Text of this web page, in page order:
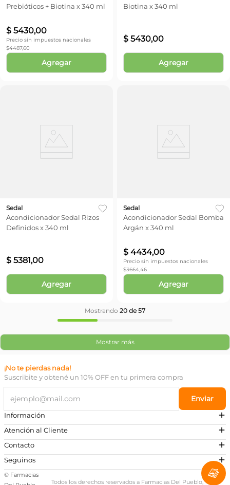
Prebióticos + Biotina x 340 ml
$ 5430,00
Precio sin impuestos nacionales
$4487,60
Agregar
Biotina x 340 ml
$ 5430,00
Agregar
Sedal
Acondicionador Sedal Rizos
Definidos x 340 ml
$ 5381,00
Agregar
Sedal
Acondicionador Sedal Bomba
Argán x 340 ml
$ 4434,00
Precio sin impuestos nacionales
$3664,46
Agregar
Mostrando 20 de 57
Mostrar más
¡No te pierdas nada!
Suscribite y obtené un 10% OFF en tu primera compra
Enviar
Información
Atención al Cliente
Contacto
¿Necesitás ayuda?
Preguntas Frecuentes
Escribinos a nuestro Whatsapp
Seguinos
© Farmacias
Todos los derechos reservados a Farmacias Del Pueblo,